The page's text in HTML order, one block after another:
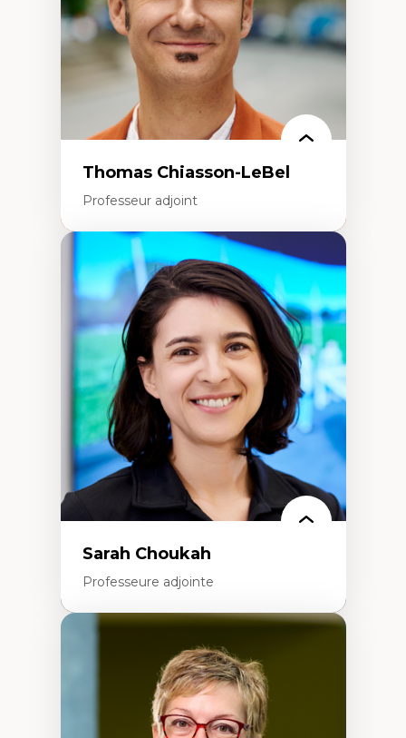
Coopératives
Télétravail en milieu rural francophone
Transition socio-écologique
Thomas Chiasson-LeBel
Professeur adjoint
Expertises
Théories du développement
Économie politique comparée
Élites économiques
Sociologie économique
Extractivisme
Classes sociales
Mouvements sociaux
Théories de l’État
Sarah Choukah
Professeure adjointe
Démocratisation des nouvelles
technologies et biotechnologies
Données ouvertes
Bioart, programmation et électronique